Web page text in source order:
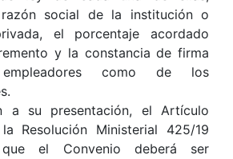
social de la institución o
el porcentaje acordado
y la constancia de firma
como de los
a su presentación, el Artículo
Resolución Ministerial 425/19
que el Convenio deberá ser